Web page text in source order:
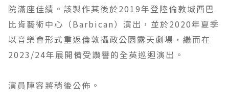
院滿座佳績。該製作其後於2019年登陸倫敦城西巴
比肯藝術中心（Barbican）演出，並於2020年夏季
以音樂會形式重返倫敦攝政公園露天劇場，繼而在
2023/24年展開備受讚譽的全英巡迴演出。
演員陣容將稍後公佈。